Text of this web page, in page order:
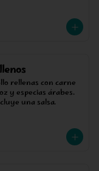
rellenas con carne
y especias árabes.
una salsa.